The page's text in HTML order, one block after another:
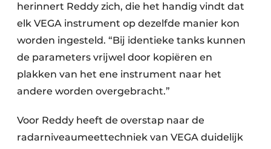
herinnert Reddy zich, die het handig vindt dat
elk VEGA instrument op dezelfde manier kon
worden ingesteld. “Bij identieke tanks kunnen
de parameters vrijwel door kopiëren en
plakken van het ene instrument naar het
andere worden overgebracht.”
Voor Reddy heeft de overstap naar de
radarniveaumeettechniek van VEGA duidelijk